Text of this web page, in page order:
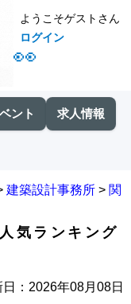
👀
ようこそゲストさん
ログイン
ント 求人情報
建築設計事務所 > 関
気ランキング
日：2026年08月08日